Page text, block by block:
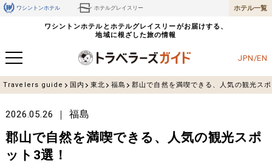
ワシントンホテル ホテルグレイスリー ホテル一覧
ワシントンホテルとホテルグレイスリーがお届けする、
地域に根ざした旅の情報
JPN/EN
Travelers guide 国内 東北 福島 郡山で自然を満喫できる、人気の観光ス
2026.05.26 福島
郡山で自然を満喫できる、人気の観光スポ
ット3選！